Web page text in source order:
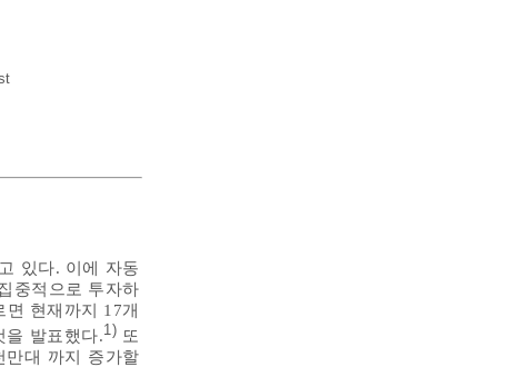
있다. 이에 자동
중적으로 투자하
현재까지 17개
을 발표했다.1) 또
만대 까지 증가할